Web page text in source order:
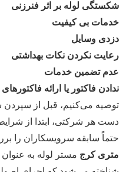
شکستگی لوله بر اثر فنرزنی
خدمات بی کیفیت
دزدی وسایل
رعایت نکردن نکات بهداشتی
عدم تضمین خدمات
ندادن فاکتور یا ارائه فاکتورهای
توصیه می‌کنیم، قبل از
دست هر شرکتی، ابتدا از
حتماً سابقه سرویسکاران را
متری کرج مستر لوله به